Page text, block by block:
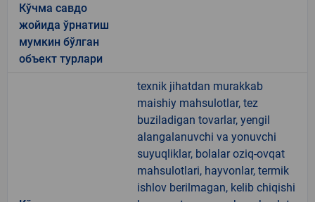
Кўчма савдо
жойида ўрнатиш
мумкин бўлган
объект турлари
texnik jihatdan murakkab
maishiy mahsulotlar, tez
buziladigan tovarlar, yengil
alangalanuvchi va yonuvchi
suyuqliklar, bolalar oziq-ovqat
mahsulotlari, hayvonlar, termik
ishlov berilmagan, kelib chiqishi